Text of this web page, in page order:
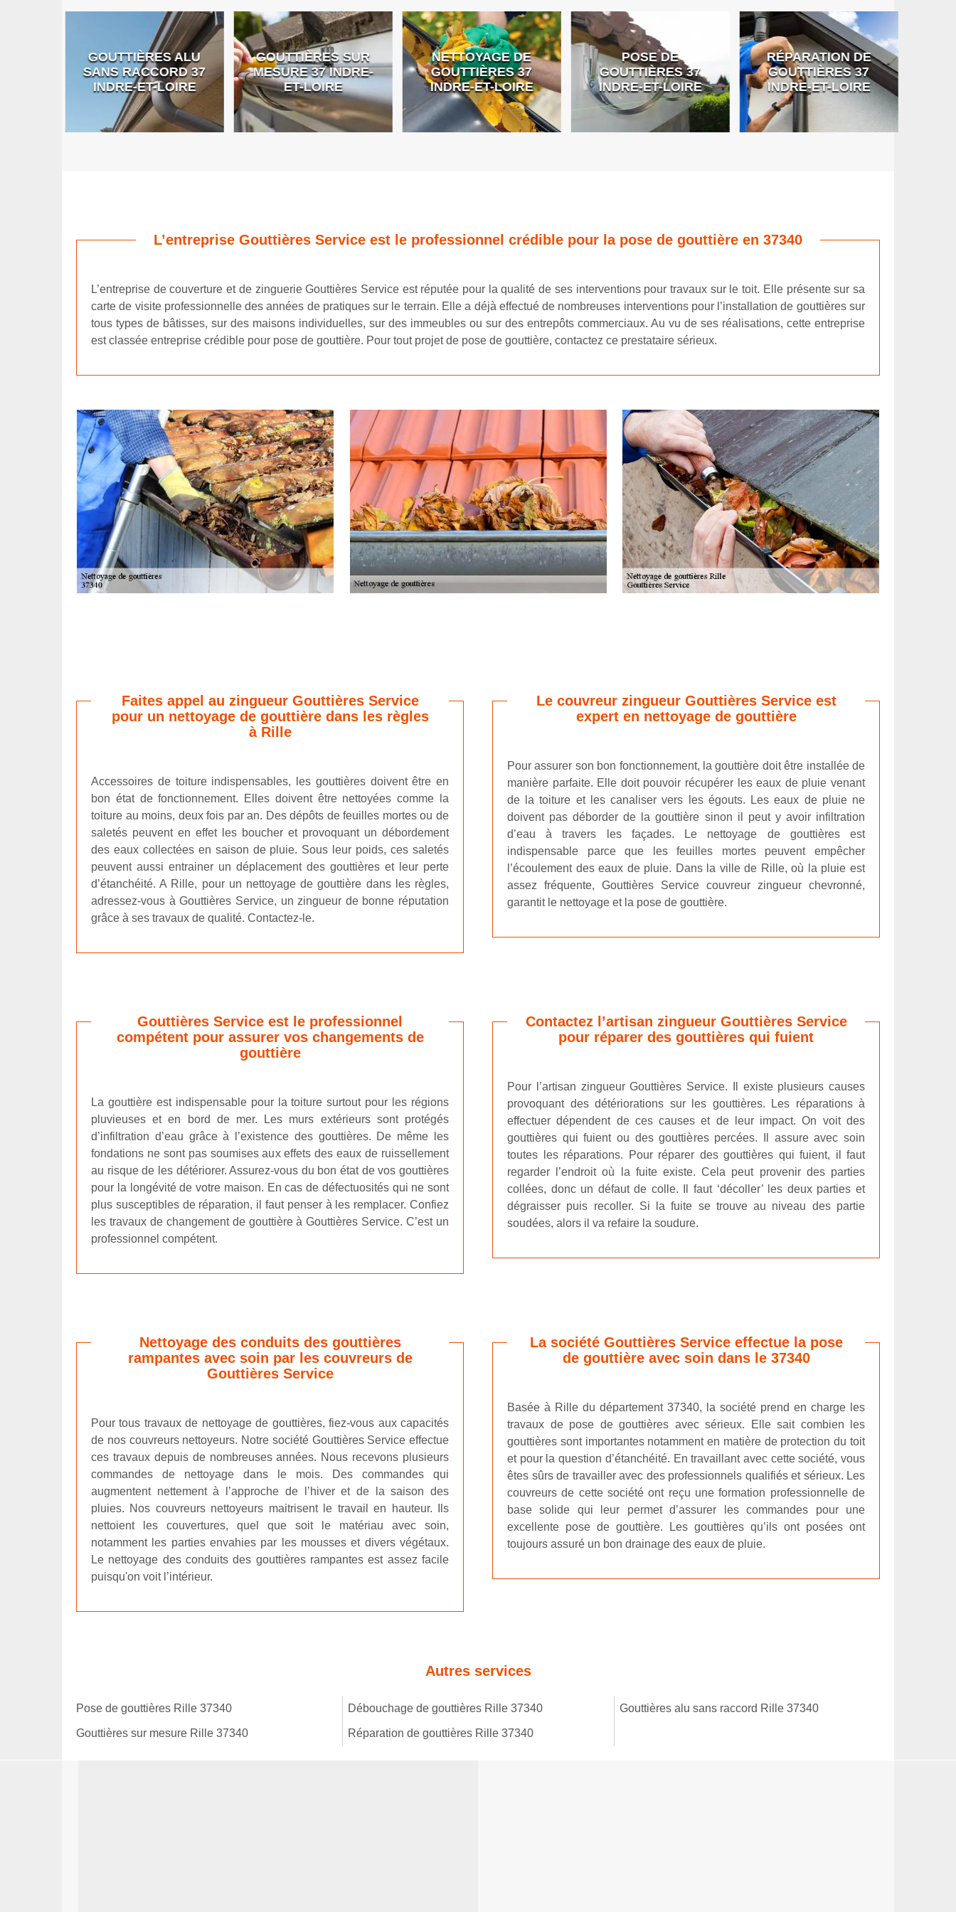
GOUTTIÈRES ALU
SANS RACCORD 37
INDRE-ET-LOIRE
GOUTTIÈRES SUR
MESURE 37 INDRE-
ET-LOIRE
NETTOYAGE DE
GOUTTIÈRES 37
INDRE-ET-LOIRE
POSE DE
GOUTTIÈRES 37
INDRE-ET-LOIRE
RÉPARATION DE
GOUTTIÈRES 37
INDRE-ET-LOIRE
L’entreprise Gouttières Service est le professionnel crédible pour la pose de gouttière en 37340
L’entreprise de couverture et de zinguerie Gouttières Service est réputée pour la qualité de ses interventions pour travaux sur le toit. Elle présente sur sa
carte de visite professionnelle des années de pratiques sur le terrain. Elle a déjà effectué de nombreuses interventions pour l’installation de gouttières sur
tous types de bâtisses, sur des maisons individuelles, sur des immeubles ou sur des entrepôts commerciaux. Au vu de ses réalisations, cette entreprise
est classée entreprise crédible pour pose de gouttière. Pour tout projet de pose de gouttière, contactez ce prestataire sérieux.
Faites appel au zingueur Gouttières Service
pour un nettoyage de gouttière dans les règles
à Rille
Accessoires de toiture indispensables, les gouttières doivent être en
bon état de fonctionnement. Elles doivent être nettoyées comme la
toiture au moins, deux fois par an. Des dépôts de feuilles mortes ou de
saletés peuvent en effet les boucher et provoquant un débordement
des eaux collectées en saison de pluie. Sous leur poids, ces saletés
peuvent aussi entrainer un déplacement des gouttières et leur perte
d’étanchéité. A Rille, pour un nettoyage de gouttière dans les règles,
adressez-vous à Gouttières Service, un zingueur de bonne réputation
grâce à ses travaux de qualité. Contactez-le.
Le couvreur zingueur Gouttières Service est
expert en nettoyage de gouttière
Pour assurer son bon fonctionnement, la gouttière doit être installée de
manière parfaite. Elle doit pouvoir récupérer les eaux de pluie venant
de la toiture et les canaliser vers les égouts. Les eaux de pluie ne
doivent pas déborder de la gouttière sinon il peut y avoir infiltration
d’eau à travers les façades. Le nettoyage de gouttières est
indispensable parce que les feuilles mortes peuvent empêcher
l’écoulement des eaux de pluie. Dans la ville de Rille, où la pluie est
assez fréquente, Gouttières Service couvreur zingueur chevronné,
garantit le nettoyage et la pose de gouttière.
Gouttières Service est le professionnel
compétent pour assurer vos changements de
gouttière
La gouttière est indispensable pour la toiture surtout pour les régions
pluvieuses et en bord de mer. Les murs extérieurs sont protégés
d’infiltration d’eau grâce à l’existence des gouttières. De même les
fondations ne sont pas soumises aux effets des eaux de ruissellement
au risque de les détériorer. Assurez-vous du bon état de vos gouttières
pour la longévité de votre maison. En cas de défectuosités qui ne sont
plus susceptibles de réparation, il faut penser à les remplacer. Confiez
les travaux de changement de gouttière à Gouttières Service. C’est un
professionnel compétent.
Contactez l’artisan zingueur Gouttières Service
pour réparer des gouttières qui fuient
Pour l’artisan zingueur Gouttières Service. Il existe plusieurs causes
provoquant des détériorations sur les gouttières. Les réparations à
effectuer dépendent de ces causes et de leur impact. On voit des
gouttières qui fuient ou des gouttières percées. Il assure avec soin
toutes les réparations. Pour réparer des gouttières qui fuient, il faut
regarder l’endroit où la fuite existe. Cela peut provenir des parties
collées, donc un défaut de colle. Il faut ‘décoller’ les deux parties et
dégraisser puis recoller. Si la fuite se trouve au niveau des partie
soudées, alors il va refaire la soudure.
Nettoyage des conduits des gouttières
rampantes avec soin par les couvreurs de
Gouttières Service
Pour tous travaux de nettoyage de gouttières, fiez-vous aux capacités
de nos couvreurs nettoyeurs. Notre société Gouttières Service effectue
ces travaux depuis de nombreuses années. Nous recevons plusieurs
commandes de nettoyage dans le mois. Des commandes qui
augmentent nettement à l’approche de l’hiver et de la saison des
pluies. Nos couvreurs nettoyeurs maitrisent le travail en hauteur. Ils
nettoient les couvertures, quel que soit le matériau avec soin,
notamment les parties envahies par les mousses et divers végétaux.
Le nettoyage des conduits des gouttières rampantes est assez facile
puisqu'on voit l’intérieur.
La société Gouttières Service effectue la pose
de gouttière avec soin dans le 37340
Basée à Rille du département 37340, la société prend en charge les
travaux de pose de gouttières avec sérieux. Elle sait combien les
gouttières sont importantes notamment en matière de protection du toit
et pour la question d’étanchéité. En travaillant avec cette société, vous
êtes sûrs de travailler avec des professionnels qualifiés et sérieux. Les
couvreurs de cette société ont reçu une formation professionnelle de
base solide qui leur permet d’assurer les commandes pour une
excellente pose de gouttière. Les gouttières qu’ils ont posées ont
toujours assuré un bon drainage des eaux de pluie.
Autres services
Pose de gouttières Rille 37340
Gouttières sur mesure Rille 37340
Débouchage de gouttières Rille 37340
Réparation de gouttières Rille 37340
Gouttières alu sans raccord Rille 37340